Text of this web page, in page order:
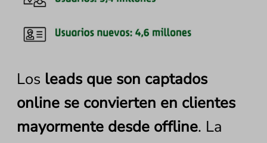
Los leads que son captados
online se convierten en clientes
mayormente desde offline. La